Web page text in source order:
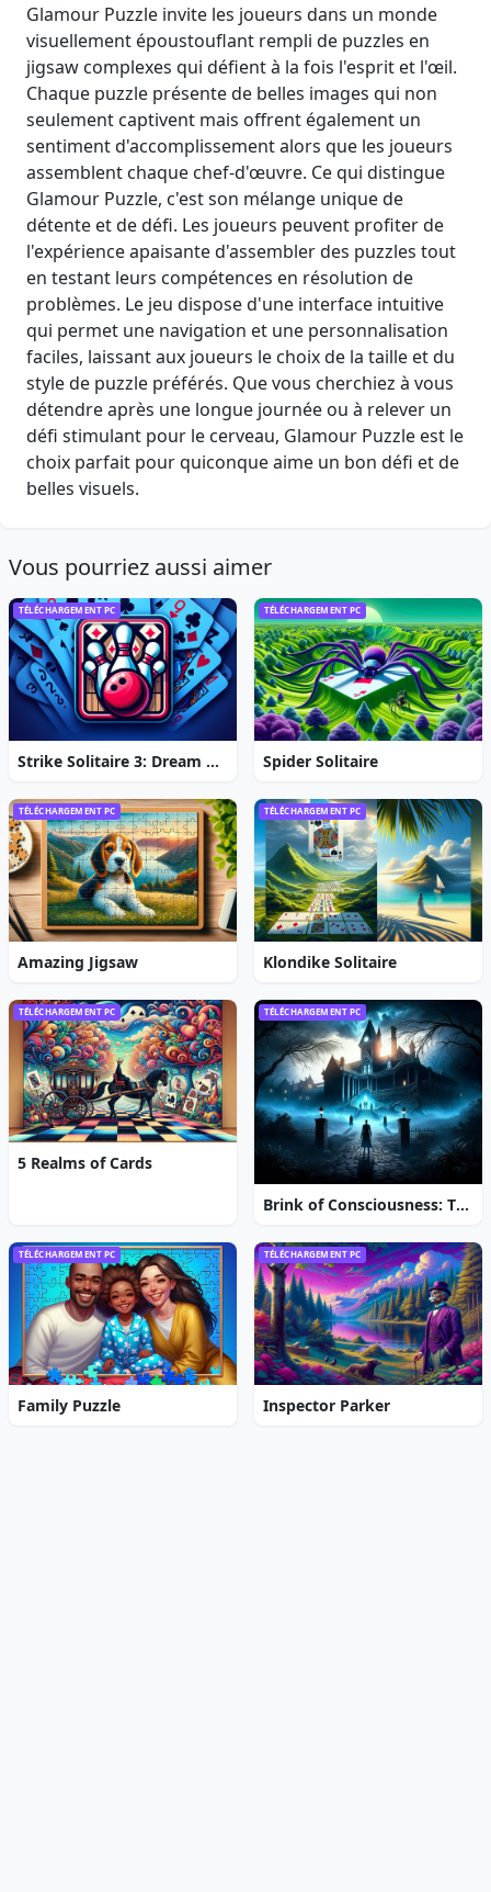
Glamour Puzzle invite les joueurs dans un monde
visuellement époustouflant rempli de puzzles en
jigsaw complexes qui défient à la fois l'esprit et l'œil.
Chaque puzzle présente de belles images qui non
seulement captivent mais offrent également un
sentiment d'accomplissement alors que les joueurs
assemblent chaque chef-d'œuvre. Ce qui distingue
Glamour Puzzle, c'est son mélange unique de
détente et de défi. Les joueurs peuvent profiter de
l'expérience apaisante d'assembler des puzzles tout
en testant leurs compétences en résolution de
problèmes. Le jeu dispose d'une interface intuitive
qui permet une navigation et une personnalisation
faciles, laissant aux joueurs le choix de la taille et du
style de puzzle préférés. Que vous cherchiez à vous
détendre après une longue journée ou à relever un
défi stimulant pour le cerveau, Glamour Puzzle est le
choix parfait pour quiconque aime un bon défi et de
belles visuels.
Vous pourriez aussi aimer
TÉLÉCHARGEMENT PC
Strike Solitaire 3: Dream Resort
TÉLÉCHARGEMENT PC
Spider Solitaire
TÉLÉCHARGEMENT PC
Amazing Jigsaw
TÉLÉCHARGEMENT PC
Klondike Solitaire
TÉLÉCHARGEMENT PC
5 Realms of Cards
TÉLÉCHARGEMENT PC
Brink of Consciousness: The Lonely Hearts Murders
TÉLÉCHARGEMENT PC
Family Puzzle
TÉLÉCHARGEMENT PC
Inspector Parker